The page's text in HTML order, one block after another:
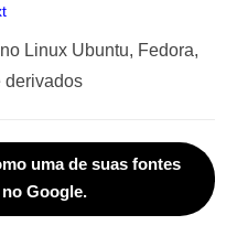
Linux Ubuntu, Fedora,
derivados
uma de suas fontes
Google.